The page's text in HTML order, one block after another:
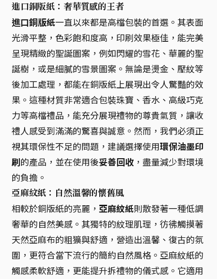
進口銅版紙：奢華質感的王者
進口銅版紙一直以來都是高檔包裝的首選。其表面
光滑平整，色彩飽和度高，印刷效果極佳，能完美
呈現精緻的聖誕圖案，例如閃耀的雪花、華麗的聖
誕樹，或是細膩的雪景圖案。無論是燙金、壓紋等
後加工處理，都能在銅版紙上展現出令人驚豔的效
果。這種材質非常適合包裝珠寶、香水、高級巧克
力等高檔禮品，能充分展現禮物的尊貴氣質，讓收
禮人感受到滿滿的驚喜與誠意。然而，我們必須正
視其環保性不足的問題，建議選擇使用環保油墨印
刷的產品，並在使用後妥善回收 ，盡量減少對環境
的負擔。
亞麻紋紙：自然溫馨的懷舊風
相較於銅版紙的亮麗， 亞麻紋紙則散發著一種低調
奢華的自然美感。其獨特的紋理肌理，彷彿觸摸著
天然亞麻布的粗獷與舒適，營造出溫馨、復古的氛
圍，更符合當下流行的簡約自然風格。亞麻紋紙的
觸感柔軟舒適，更能提升拆禮物的儀式感。它適用